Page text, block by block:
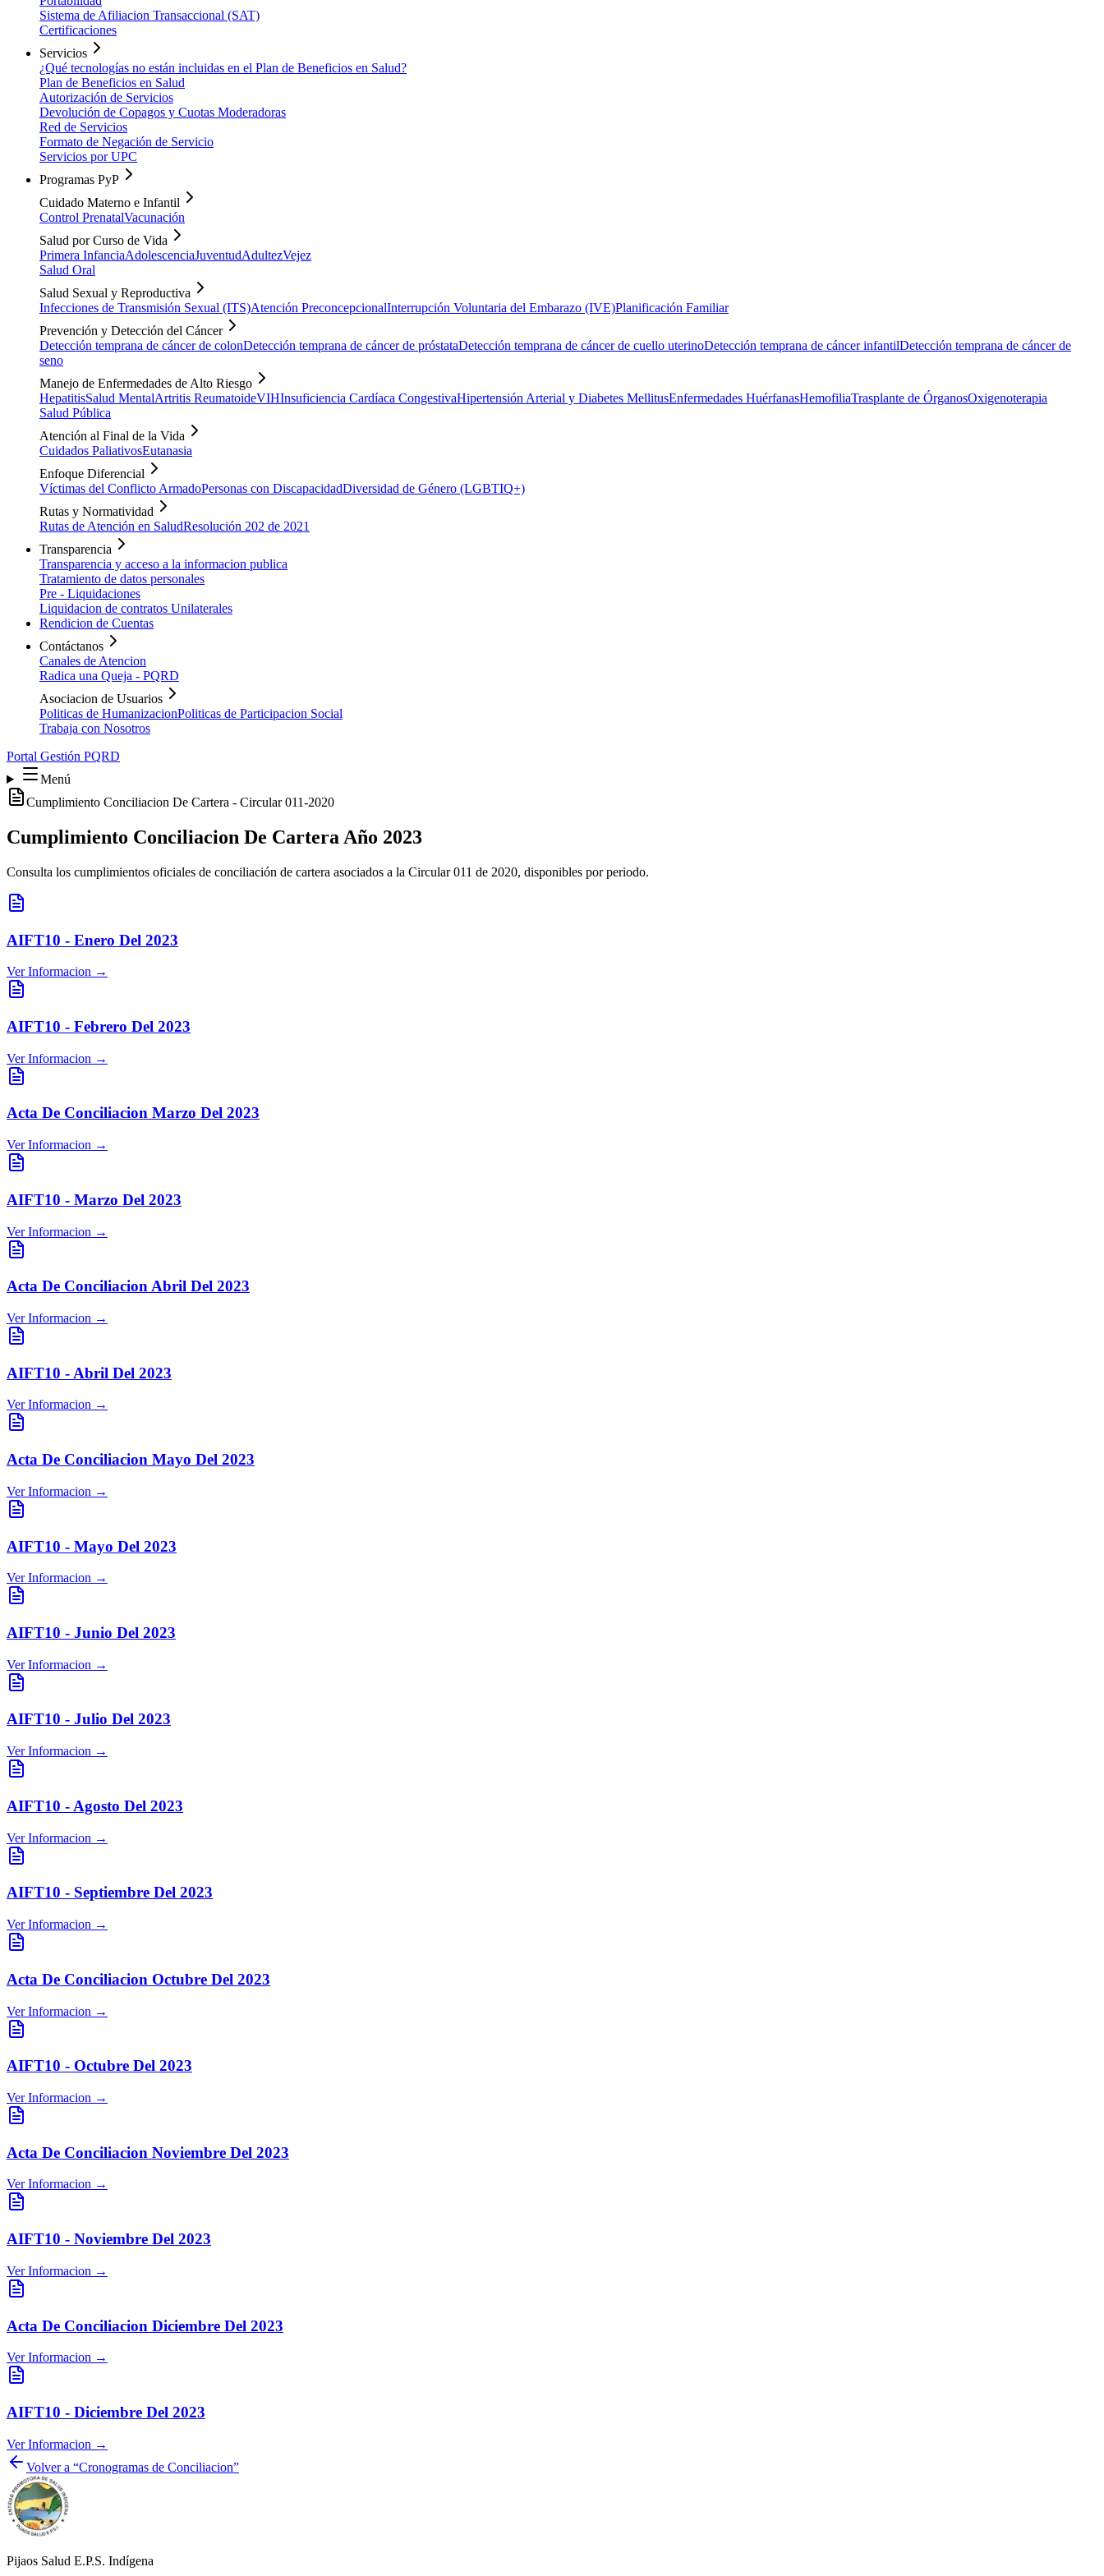
Sistema de Afiliacion Transaccional (SAT)
Certificaciones
Servicios
¿Qué tecnologías no están incluidas en el Plan de Beneficios en Salud?
Plan de Beneficios en Salud
Autorización de Servicios
Devolución de Copagos y Cuotas Moderadoras
Red de Servicios
Formato de Negación de Servicio
Servicios por UPC
Programas PyP
Cuidado Materno e Infantil
Control PrenatalVacunación
Salud por Curso de Vida
Primera InfanciaAdolescenciaJuventudAdultezVejez
Salud Oral
Salud Sexual y Reproductiva
Infecciones de Transmisión Sexual (ITS)Atención PreconcepcionalInterrupción Voluntaria del Embarazo (IVE)Planificación Familiar
Prevención y Detección del Cáncer
Detección temprana de cáncer de colonDetección temprana de cáncer de próstataDetección temprana de cáncer de cuello uterinoDetección temprana de cáncer infantilDetección temprana de cáncer de
seno
Manejo de Enfermedades de Alto Riesgo
HepatitisSalud MentalArtritis ReumatoideVIHInsuficiencia Cardíaca CongestivaHipertensión Arterial y Diabetes MellitusEnfermedades HuérfanasHemofiliaTrasplante de ÓrganosOxigenoterapia
Salud Pública
Atención al Final de la Vida
Cuidados PaliativosEutanasia
Enfoque Diferencial
Víctimas del Conflicto ArmadoPersonas con DiscapacidadDiversidad de Género (LGBTIQ+)
Rutas y Normatividad
Rutas de Atención en SaludResolución 202 de 2021
Transparencia
Transparencia y acceso a la informacion publica
Tratamiento de datos personales
Pre - Liquidaciones
Liquidacion de contratos Unilaterales
Rendicion de Cuentas
Contáctanos
Canales de Atencion
Radica una Queja - PQRD
Asociacion de Usuarios
Politicas de HumanizacionPoliticas de Participacion Social
Trabaja con Nosotros
Portal Gestión PQRD
Menú
Cumplimiento Conciliacion De Cartera - Circular 011-2020
Cumplimiento Conciliacion De Cartera Año 2023
Consulta los cumplimientos oficiales de conciliación de cartera asociados a la Circular 011 de 2020, disponibles por periodo.
AIFT10 - Enero Del 2023
Ver Informacion →
AIFT10 - Febrero Del 2023
Ver Informacion →
Acta De Conciliacion Marzo Del 2023
Ver Informacion →
AIFT10 - Marzo Del 2023
Ver Informacion →
Acta De Conciliacion Abril Del 2023
Ver Informacion →
AIFT10 - Abril Del 2023
Ver Informacion →
Acta De Conciliacion Mayo Del 2023
Ver Informacion →
AIFT10 - Mayo Del 2023
Ver Informacion →
AIFT10 - Junio Del 2023
Ver Informacion →
AIFT10 - Julio Del 2023
Ver Informacion →
AIFT10 - Agosto Del 2023
Ver Informacion →
AIFT10 - Septiembre Del 2023
Ver Informacion →
Acta De Conciliacion Octubre Del 2023
Ver Informacion →
AIFT10 - Octubre Del 2023
Ver Informacion →
Acta De Conciliacion Noviembre Del 2023
Ver Informacion →
AIFT10 - Noviembre Del 2023
Ver Informacion →
Acta De Conciliacion Diciembre Del 2023
Ver Informacion →
AIFT10 - Diciembre Del 2023
Ver Informacion →
Volver a “Cronogramas de Conciliacion”
Pijaos Salud E.P.S. Indígena